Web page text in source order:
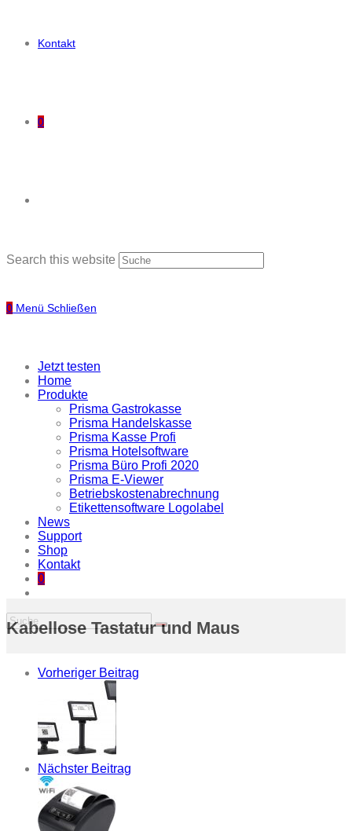
Kontakt
0
Search this website
0 Menü Schließen
Jetzt testen
Home
Produkte
Prisma Gastrokasse
Prisma Handelskasse
Prisma Kasse Profi
Prisma Hotelsoftware
Prisma Büro Profi 2020
Prisma E-Viewer
Betriebskostenabrechnung
Etikettensoftware Logolabel
News
Support
Shop
Kontakt
0
Kabellose Tastatur und Maus
Vorheriger Beitrag
Nächster Beitrag